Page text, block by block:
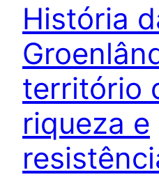
História
território
riqueza e